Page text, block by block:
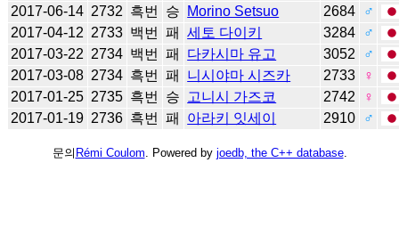
2017-06-14 2732 흑번 승 Morino Setsuo 2684
♂
2017-04-12 2733 백번 패 세토 다이키 3284
♂
2017-03-22 2734 백번 패 다카시마 유고 3052
♂
2017-03-08 2734 흑번 패 니시야마 시즈카 2733
♀
2017-01-25 2735 흑번 승 고니시 가즈코 2742
♀
2017-01-19 2736 흑번 패 아라키 잇세이 2910 ♂
문의 Rémi Coulom . Powered by joedb, the C++ database.